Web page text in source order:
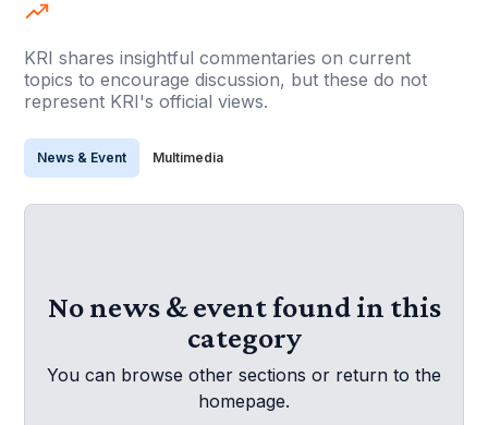
KRI shares insightful commentaries on current
topics to encourage discussion, but these do not
represent KRI's official views.
News & Event Multimedia
No news & event found in this
category
You can browse other sections or return to the
homepage.